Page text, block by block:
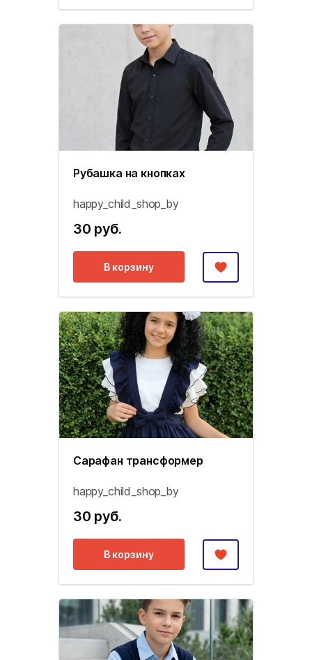
Рубашка на кнопках
happy_child_shop_by
30 руб.
В корзину
Сарафан трансформер
happy_child_shop_by
30 руб.
В корзину